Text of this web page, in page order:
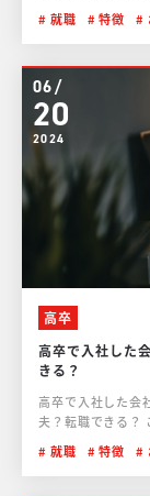
就職
特徴
06/
20
2024
高卒
高卒で入社した
きる？
高卒で入社した会
就職
特徴